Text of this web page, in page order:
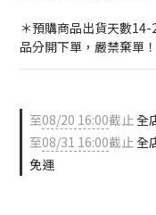
＊預購商品出貨天數
品分開下單，嚴禁棄單！
至08/20 16:00截止全
至08/31 16:00截止全
免運